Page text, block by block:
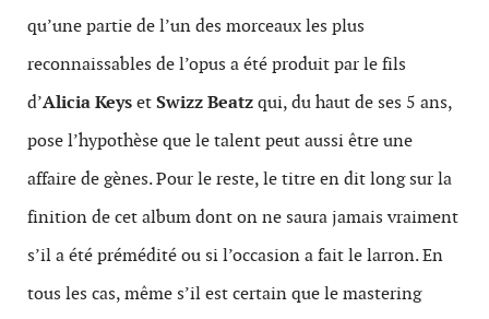
qu’une partie de l’un des morceaux les plus
reconnaissables de l’opus a été produit par le fils
d’Alicia KeysetSwizz Beatzqui, du haut de ses 5 ans,
pose l’hypothèse que le talent peut aussi être une
affaire de gènes. Pour le reste, le titre en dit long sur la
finition de cet album dont on ne saura jamais vraiment
s’il a été prémédité ou si l’occasion a fait le larron. En
tous les cas, même s’il est certain que le mastering